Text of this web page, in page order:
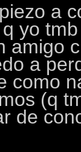
a
yo
amigo
a
como
(q
de